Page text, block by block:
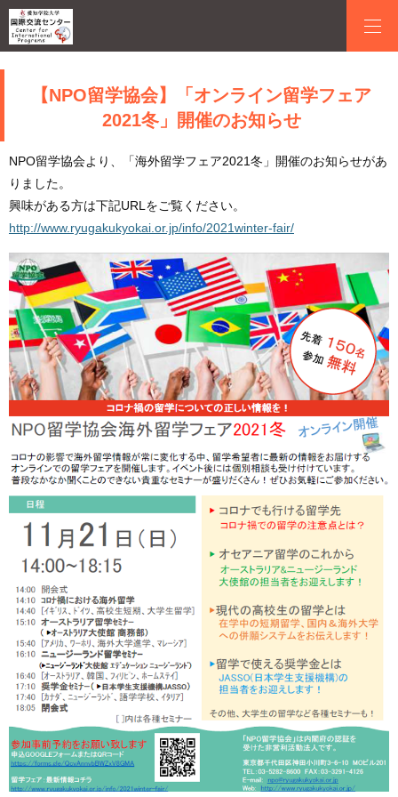
【NPO留学協会】「オンライン留学フェア
2021冬」開催のお知らせ
NPO留学協会より、「海外留学フェア2021冬」開催のお知らせがあ
りました。
興味がある方は下記URLをご覧ください。
http://www.ryugakukyokai.or.jp/info/2021winter-fair/